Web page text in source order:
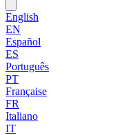
English
EN
Español
ES
Português
PT
Française
FR
Italiano
IT